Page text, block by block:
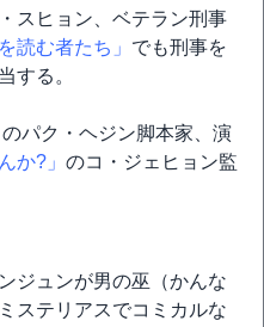
スヒョン、ベテラン刑事
読む者たち」 でも刑事を
する。
のパク・ヘジン脚本家、演
か?」 のコ・ジェヒョン監
ジュンが男の巫（かんな
ステリアスでコミカルな